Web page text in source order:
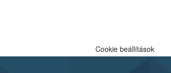
Cookie beállítások